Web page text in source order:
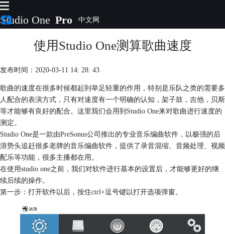
Studio One Pro
插件
视频教程
服务
购买
使用Studio One测算歌曲速度
发布时间：2020-03-11 14: 28: 43
歌曲的速度在很多时候都起到举足轻重的作用，特别是乐队之类的需要多
人配合的表演方式，只有对速度有一个明确的认知，架子鼓，吉他，贝斯
等才能够有良好的配合。这里我们会用到Studio One来对歌曲进行速度的
测定。
Studio One是一款由PreSonus公司推出的专业音乐编曲软件，以极强的后
浪势头追赶很多老牌的音乐编曲软件，提供了录音混缩、音频处理、视频
配乐等功能，很多主播都在用。
在使用studio one之前，我们对软件进行基本的设置后，才能够更好的继
续后续的操作。
第一步：打开软件以后，按住ctrl+逗号键以打开选项弹窗。